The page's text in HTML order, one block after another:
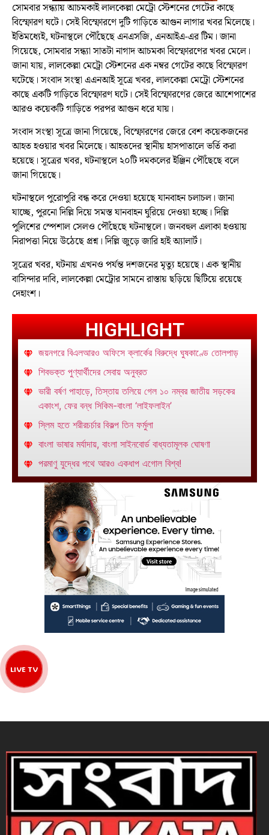
সোমবার সন্ধ্যায় আচমকাই লালকেল্লা মেট্রো স্টেশনের গেটের কাছে
বিস্ফোরণ ঘটে। সেই বিস্ফোরণে দুটি গাড়িতে আগুন লাগার খবর মিলেছে।
ইতিমধ্যেই, ঘটনাস্থলে পৌঁছেছে এনএসজি, এনআইএ-এর টিম। জানা
গিয়েছে, সোমবার সন্ধ্যা সাতটা নাগাদ আচমকা বিস্ফোরণের খবর মেলে।
জানা যায়, লালকেল্লা মেট্রো স্টেশনের এক নম্বর গেটের কাছে বিস্ফোরণ
ঘটেছে। সংবাদ সংস্থা এএনআই সূত্রে খবর, লালকেল্লা মেট্রো স্টেশনের
কাছে একটি গাড়িতে বিস্ফোরণ ঘটে। সেই বিস্ফোরণের জেরে আশেপাশের
আরও কয়েকটি গাড়িতে পরপর আগুন ধরে যায়।
সংবাদ সংস্থা সূত্রে জানা গিয়েছে, বিস্ফোরণের জেরে বেশ কয়েকজনের
আহত হওয়ার খবর মিলেছে। আহতদের স্থানীয় হাসপাতালে ভর্তি করা
হয়েছে। সূত্রের খবর, ঘটনাস্থলে ২০টি দমকলের ইঞ্জিন পৌঁছেছে বলে
জানা গিয়েছে।
ঘটনাস্থলে পুরোপুরি বন্ধ করে দেওয়া হয়েছে যানবাহন চলাচল। জানা
যাচ্ছে, পুরনো দিল্লি দিয়ে সমস্ত যানবাহন ঘুরিয়ে দেওয়া হচ্ছে। দিল্লি
পুলিশের স্পেশাল সেলও পৌঁছেছে ঘটনাস্থলে। জনবহুল এলাকা হওয়ায়
নিরাপত্তা নিয়ে উঠেছে প্রশ্ন। দিল্লি জুড়ে জারি হাই অ্যালার্ট।
সূত্রের খবর, ঘটনায় এখনও পর্যন্ত দশজনের মৃত্যু হয়েছে। এক স্থানীয়
বাসিন্দার দাবি, লালকেল্লা মেট্রোর সামনে রাস্তায় ছড়িয়ে ছিটিয়ে রয়েছে
দেহাংশ।
HIGHLIGHT
জয়নগরে বিএলআরও অফিসে ক্লার্কের বিরুদ্ধে ঘুষকাণ্ডে তোলপাড়
শিবভক্ত পুণ্যার্থীদের সেবায় অনুব্রত
ভারী বর্ষণ পাহাড়ে, তিস্তায় তলিয়ে গেল ১০ নম্বর জাতীয় সড়কের
একাংশ, ফের বন্ধ সিকিম-বাংলা ‘লাইফলাইন’
স্লিম হতে শরীরচর্চার বিকল্প তিন ফর্মুলা
বাংলা ভাষার মর্যাদায়, বাংলা সাইনবোর্ড বাধ্যতামূলক ঘোষণা
পরমাণু যুদ্ধের পথে আরও একধাপ এগোল বিশ্ব!
LIVE TV